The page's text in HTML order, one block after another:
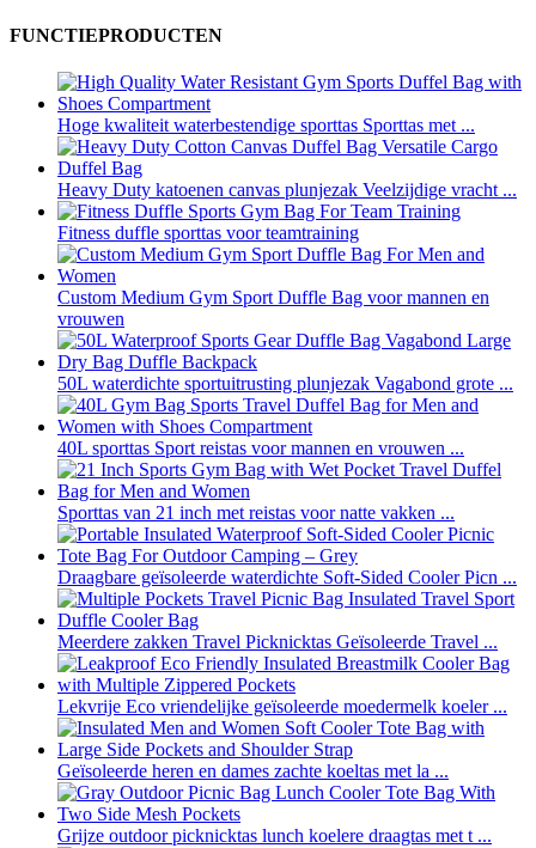
FUNCTIEPRODUCTEN
Hoge kwaliteit waterbestendige sporttas Sporttas met ...
Heavy Duty katoenen canvas plunjezak Veelzijdige vracht ...
Fitness duffle sporttas voor teamtraining
Custom Medium Gym Sport Duffle Bag voor mannen en
vrouwen
50L waterdichte sportuitrusting plunjezak Vagabond grote ...
40L sporttas Sport reistas voor mannen en vrouwen ...
Sporttas van 21 inch met reistas voor natte vakken ...
Draagbare geïsoleerde waterdichte Soft-Sided Cooler Picn ...
Meerdere zakken Travel Picknicktas Geïsoleerde Travel ...
Lekvrije Eco vriendelijke geïsoleerde moedermelk koeler ...
Geïsoleerde heren en dames zachte koeltas met la ...
Grijze outdoor picknicktas lunch koelere draagtas met t ...